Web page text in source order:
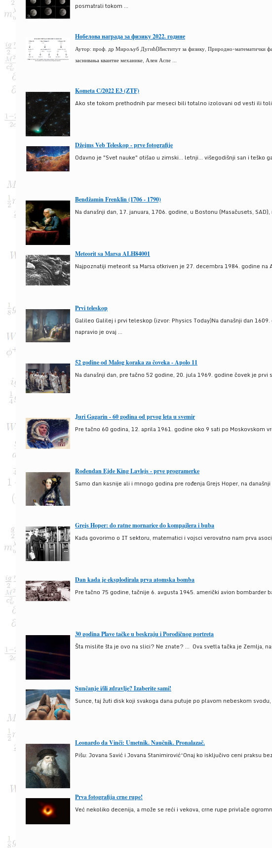
posmatrali tokom ...
Нобелова награда за физику 2022. године
Аутор: проф. др Мирољуб Дугић(Институт за физику, Природно-математички
заснивања квантне механике, Ален Аспе ...
Kometa C/2022 E3 (ZTF)
Ako ste tokom prethodnih par meseci bili totalno izolovani od vesti ili
Džejms Veb Teleskop - prve fotografije
Odavno je "Svet nauke" otišao u zimski... letnji... višegodišnji san i
Bendžamin Frenklin (1706 - 1790)
Na današnji dan, 17. januara, 1706. godine, u Bostonu (Masačusets,
Meteorit sa Marsa ALH84001
Najpoznatiji meteorit sa Marsa otkriven je 27. decembra 1984. godine
Prvi teleskop
Galileo Galilej i prvi teleskop (izvor: Physics Today)Na današnji dan
napravio je ovaj ...
52 godine od Malog koraka za čoveka - Apolo 11
Na današnji dan, pre tačno 52 godine, 20. jula 1969. godine čovek je
Juri Gagarin - 60 godina od prvog leta u svemir
Pre tačno 60 godina, 12. aprila 1961. godine oko 9 sati po Moskovskom
Rođendan Ejde King Lavlejs - prve programerke
Samo dan kasnije ali i mnogo godina pre rođenja Grejs Hoper, na
Grejs Hoper: do ratne mornarice do kompajlera i buba
Kada govorimo o IT sektoru, matematici i vojsci verovatno nam prva
Dan kada je eksplodirala prva atomska bomba
Pre tačno 75 godine, tačnije 6. avgusta 1945. američki avion
30 godina Plave tačke u beskraju i Porodičnog portreta
Šta mislite šta je ovo na slici? Ne znate? … Ova svetla tačka je Zemlja,
Sunčanje i/ili zdravlje? Izaberite sami!
Sunce, taj žuti disk koji svakoga dana putuje po plavom nebeskom
Leonardo da Vinči: Umetnik. Naučnik. Pronalazač.
Pišu: Jovana Savić i Jovana Stanimirović“Onaj ko isključivo ceni praksu
Prva fotografija crne rupe!
Već nekoliko decenija, a može se reći i vekova, crne rupe privlače